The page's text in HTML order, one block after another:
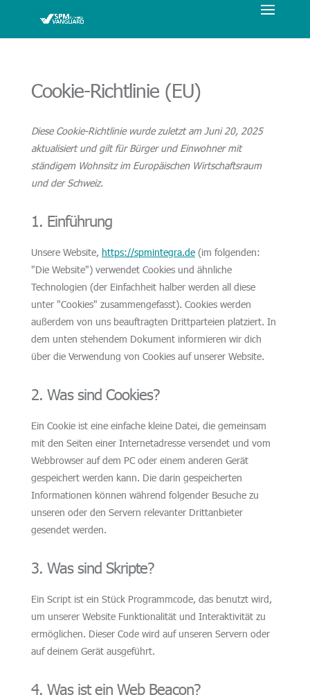
Cookie-Richtlinie (EU)
Diese Cookie-Richtlinie wurde zuletzt am Juni 20, 2025
aktualisiert und gilt für Bürger und Einwohner mit
ständigem Wohnsitz im Europäischen Wirtschaftsraum
und der Schweiz.
1. Einführung
Unsere Website, https://spmintegra.de(im folgenden:
"Die Website") verwendet Cookies und ähnliche
Technologien (der Einfachheit halber werden all diese
unter "Cookies" zusammengefasst). Cookies werden
außerdem von uns beauftragten Drittparteien platziert. In
dem unten stehendem Dokument informieren wir dich
über die Verwendung von Cookies auf unserer Website.
2. Was sind Cookies?
Ein Cookie ist eine einfache kleine Datei, die gemeinsam
mit den Seiten einer Internetadresse versendet und vom
Webbrowser auf dem PC oder einem anderen Gerät
gespeichert werden kann. Die darin gespeicherten
Informationen können während folgender Besuche zu
unseren oder den Servern relevanter Drittanbieter
gesendet werden.
3. Was sind Skripte?
Ein Script ist ein Stück Programmcode, das benutzt wird,
um unserer Website Funktionalität und Interaktivität zu
ermöglichen. Dieser Code wird auf unseren Servern oder
auf deinem Gerät ausgeführt.
4. Was ist ein Web Beacon?